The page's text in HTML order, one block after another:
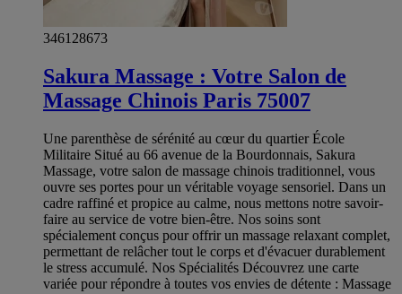
346128673
Sakura Massage : Votre Salon de
Massage Chinois Paris 75007
Une parenthèse de sérénité au cœur du quartier École
Militaire Situé au 66 avenue de la Bourdonnais, Sakura
Massage, votre salon de massage chinois traditionnel, vous
ouvre ses portes pour un véritable voyage sensoriel. Dans un
cadre raffiné et propice au calme, nous mettons notre savoir-
faire au service de votre bien-être. Nos soins sont
spécialement conçus pour offrir un massage relaxant complet,
permettant de relâcher tout le corps et d'évacuer durablement
le stress accumulé. Nos Spécialités Découvrez une carte
variée pour répondre à toutes vos envies de détente : Massage